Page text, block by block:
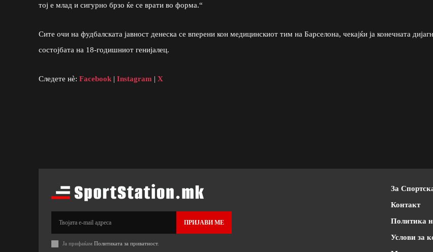
тој е млад и сигурно брзо ќе се врати во форма.“
Сите очи на фудбалската јавност денеска се вперени кон медицинскиот тим на Барселона, чекајќи ја конечната
состојбата на 18-годишниот генијалец.
Следете нè: Facebook| Instagram | X
ПРИЈАВИ МЕ
Ја прифаќам Политиката за приватност.
За
Контакт
Политика
Услови за